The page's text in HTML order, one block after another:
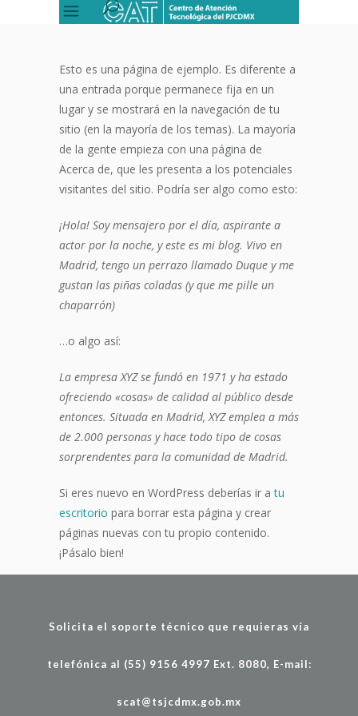
Esto es una página de ejemplo. Es diferente a
una entrada porque permanece fija en un
lugar y se mostrará en la navegación de tu
sitio (en la mayoría de los temas). La mayoría
de la gente empieza con una página de
Acerca de, que les presenta a los potenciales
visitantes del sitio. Podría ser algo como esto:
¡Hola! Soy mensajero por el día, aspirante a
actor por la noche, y este es mi blog. Vivo en
Madrid, tengo un perrazo llamado Duque y me
gustan las piñas coladas (y que me pille un
chaparrón)
…o algo así:
La empresa XYZ se fundó en 1971 y ha estado
ofreciendo «cosas» de calidad al público desde
entonces. Situada en Madrid, XYZ emplea a más
de 2.000 personas y hace todo tipo de cosas
sorprendentes para la comunidad de Madrid.
Si eres nuevo en WordPress deberías ir atu
escritorio para borrar esta página y crear
páginas nuevas con tu propio contenido.
¡Pásalo bien!
Solicita el soporte técnico que requieras vía
telefónica al (55) 9156 4997 Ext. 8080, E-mail:
scat@tsjcdmx.gob.mx